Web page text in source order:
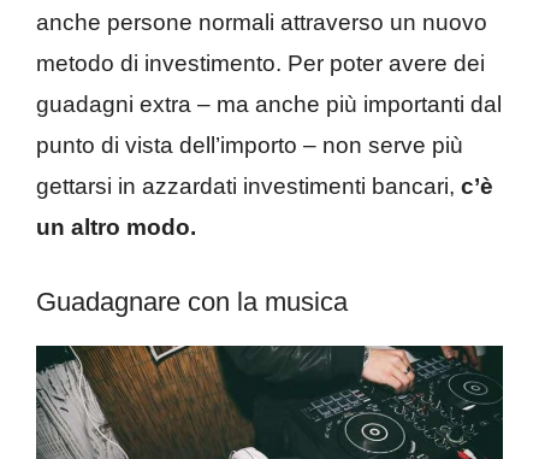
anche persone normali attraverso un nuovo
metodo di investimento. Per poter avere dei
guadagni extra – ma anche più importanti dal
punto di vista dell’importo – non serve più
gettarsi in azzardati investimenti bancari, c’è
un altro modo.
Guadagnare con la musica